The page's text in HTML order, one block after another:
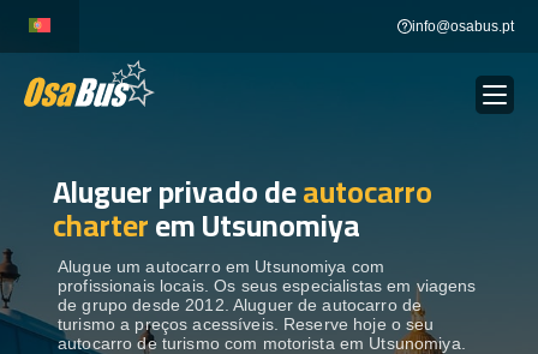
content
info@osabus.pt
ALUGUER DE AUTOCARROS
DESTINOS
FROTA
Aluguer privado deautocarro
charterem Utsunomiya
Alugue um autocarro em Utsunomiya com
profissionais locais. Os seus especialistas em viagens
de grupo desde 2012. Aluguer de autocarro de
turismo a preços acessíveis. Reserve hoje o seu
autocarro de turismo com motorista em Utsunomiya.